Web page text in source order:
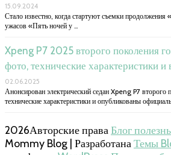
15.09.2024
Стало известно, когда стартуют съемки
ужасов «Пять ночей у …
Xpeng P7 2025 второго поколения
фото, технические характеристики и
02.06.2025
Анонсирован электрический седан Xpeng P7 второго
технические характеристики и опубликованы
2026Авторские праваБлог
Mommy Blog | РазработанаТемы